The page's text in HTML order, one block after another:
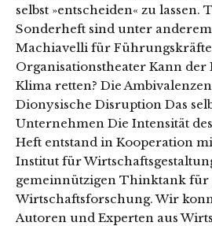
selbst »entscheiden« zu lassen.
Sonderheft sind unter
Machiavelli für
Organisationstheater Kann der
Klima retten? Die
Dionysische Disruption Das
Unternehmen Die Intensität
Heft entstand in Kooperation
Institut für
gemeinnützigen Thinktank für
Wirtschaftsforschung. Wir
Autoren und Experten aus